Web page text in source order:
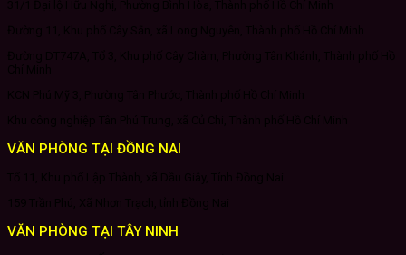
VĂN PHÒNG TẠI ĐỒNG NAI
VĂN PHÒNG TẠI TÂY NINH